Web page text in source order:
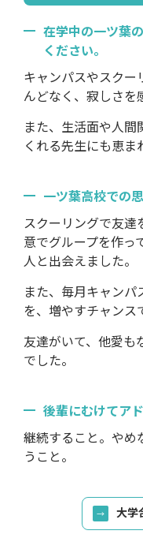
在学中の一ツ葉
ください。
キャンパスやスクー
んどなく、寂しさを
また、生活面や人
くれる先生にも恵ま
一ツ葉高校での
スクーリングで友
意でグループを作っ
人と出会えました。
また、毎月キャン
を、増やすチャンス
友達がいて、他愛も
でした。
後輩にむけてア
継続すること。やめ
うこと。
大学